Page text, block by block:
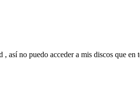
no puedo acceder a mis discos que